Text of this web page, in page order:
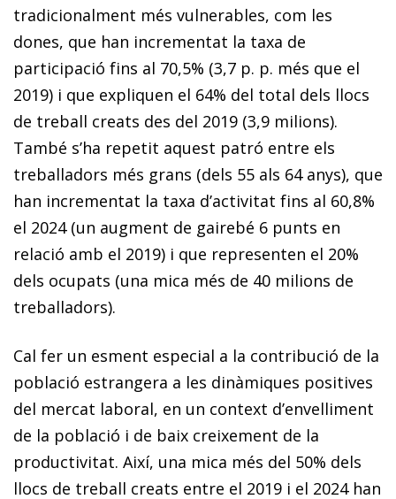
tradicionalment més vulnerables, com les
dones, que han incrementat la taxa de
participació fins al 70,5% (3,7 p. p. més que el
2019) i que expliquen el 64% del total dels llocs
de treball creats des del 2019 (3,9 milions).
També s’ha repetit aquest patró entre els
treballadors més grans (dels 55 als 64 anys), que
han incrementat la taxa d’activitat fins al 60,8%
el 2024 (un augment de gairebé 6 punts en
relació amb el 2019) i que representen el 20%
dels ocupats (una mica més de 40 milions de
treballadors).
Cal fer un esment especial a la contribució de la
població estrangera a les dinàmiques positives
del mercat laboral, en un context d’envelliment
de la població i de baix creixement de la
productivitat. Així, una mica més del 50% dels
llocs de treball creats entre el 2019 i el 2024 han